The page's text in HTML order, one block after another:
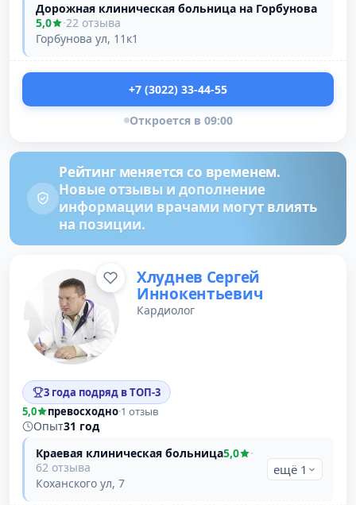
Дорожная клиническая больница на Горбунова
5,0
·22 отзыва
Горбунова ул, 11к1
+7 (3022) 33-44-55
Откроется в 09:00
Рейтинг меняется со временем.
Новые отзывы и дополнение
информации врачами могут влиять
на позиции.
Хлуднев Сергей
Иннокентьевич
Кардиолог
3 года подряд в ТОП-3
5,0
превосходно·1 отзыв
Опыт31 год
Краевая клиническая больница5,0
·
62 отзыва
Коханского ул, 7
ещё 1